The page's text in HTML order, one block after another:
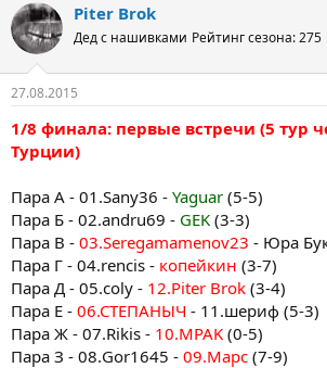
Piter Brok
Дед с нашивками Рейтинг сезона: 275
27.08.2015
1/8 финала: первые встречи (5 тур
Турции)
Пара А - 01.Sany36 - Yaguar (5-5)
Пара Б - 02.andru69 - GEK (3-3)
Пара В - 03.Seregamamenov23 - Юра
Пара Г - 04.rencis - копейкин (3-7)
Пара Д - 05.coly - 12.Piter Brok (3-4)
Пара Е - 06.СТЕПАНЫЧ - 11.шериф (5-3)
Пара Ж - 07.Rikis - 10.MPAK (0-5)
Пара З - 08.Gor1645 - 09.Марс (7-9)